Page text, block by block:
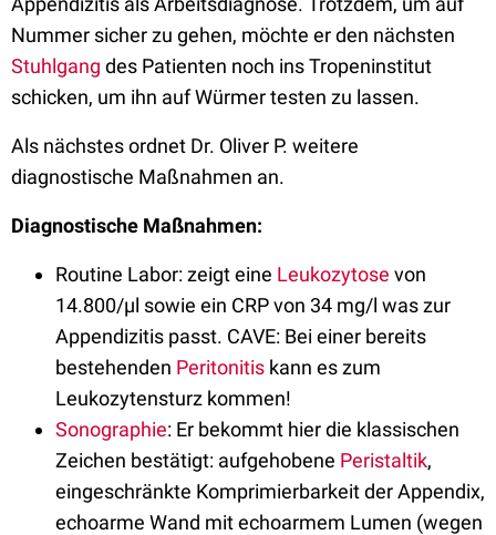
Nummer sicher zu gehen, möchte er den nächsten
Stuhlgang des Patienten noch ins Tropeninstitut
schicken, um ihn auf Würmer testen zu lassen.
Als nächstes ordnet Dr. Oliver P. weitere
diagnostische Maßnahmen an.
Diagnostische Maßnahmen:
Routine Labor: zeigt eine Leukozytose von
14.800/µl sowie ein CRP von 34 mg/l was zur
Appendizitis passt. CAVE: Bei einer bereits
bestehenden Peritonitis kann es zum
Leukozytensturz kommen!
Sonographie: Er bekommt hier die klassischen
Zeichen bestätigt: aufgehobene Peristaltik,
eingeschränkte Komprimierbarkeit der Appendix,
echoarme Wand mit echoarmem Lumen (wegen